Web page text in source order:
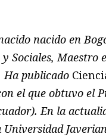
nacido en
Sociales, Maestro
publicado
el que obtuvo el
En la